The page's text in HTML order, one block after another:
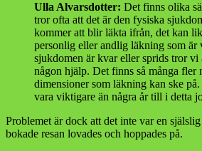
Ulla Alvarsdotter: Det finns olika
tror ofta att det är den fysiska
kommer att blir läkta ifrån, det kan
personlig eller andlig läkning som är
sjukdomen är kvar eller sprids tror vi
någon hjälp. Det finns så många fler
dimensioner som läkning kan ske
vara viktigare än några år till i detta
Problemet är dock att det inte var en
bokade resan lovades och hoppades på.